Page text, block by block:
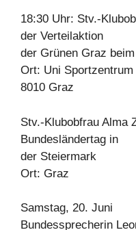
18:30 Uhr: Stv.-
der Verteilaktion
der Grünen Graz
Ort: Uni
8010 Graz
Stv.-Klubobfrau Alma
Bundesländertag in
der Steiermark
Ort: Graz
Samstag, 20. Juni
Bundessprecherin